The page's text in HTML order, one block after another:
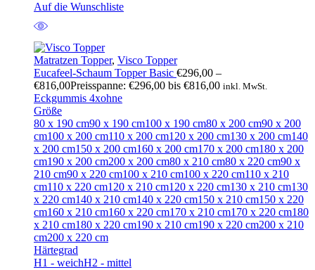
Auf die Wunschliste
Matratzen Topper, Visco Topper
Eucafeel-Schaum Topper Basic €296,00 –
€816,00Preisspanne: €296,00 bis €816,00 inkl. MwSt.
Eckgummis 4xohne
Größe
80 x 190 cm90 x 190 cm100 x 190 cm80 x 200 cm90 x 200
cm100 x 200 cm110 x 200 cm120 x 200 cm130 x 200 cm140
x 200 cm150 x 200 cm160 x 200 cm170 x 200 cm180 x 200
cm190 x 200 cm200 x 200 cm80 x 210 cm80 x 220 cm90 x
210 cm90 x 220 cm100 x 210 cm100 x 220 cm110 x 210
cm110 x 220 cm120 x 210 cm120 x 220 cm130 x 210 cm130
x 220 cm140 x 210 cm140 x 220 cm150 x 210 cm150 x 220
cm160 x 210 cm160 x 220 cm170 x 210 cm170 x 220 cm180
x 210 cm180 x 220 cm190 x 210 cm190 x 220 cm200 x 210
cm200 x 220 cm
Härtegrad
H1 - weichH2 - mittel